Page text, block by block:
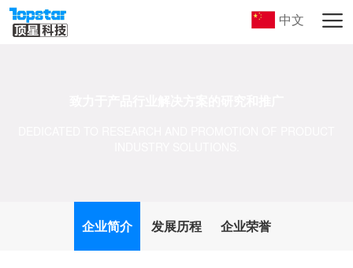
中文
企业简介 发展历程 企业荣誉